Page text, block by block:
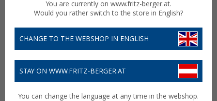
You are currently on www.fritz-berger.at.
Would you rather switch to the store in English?
CHANGE TO THE WEBSHOP IN ENGLISH
STAY ON WWW.FRITZ-BERGER.AT
You can change the language at any time in the webshop.